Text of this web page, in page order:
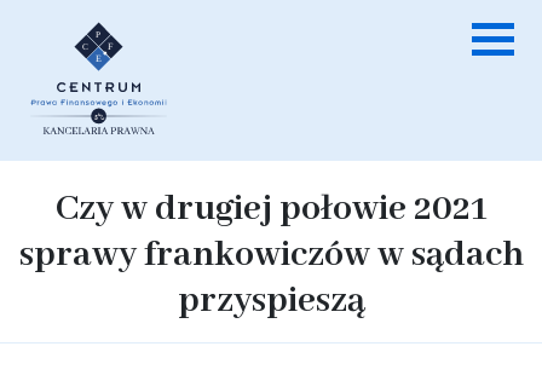
Czy w drugiej połowie 2021
sprawy frankowiczów w sądach
przyspieszą